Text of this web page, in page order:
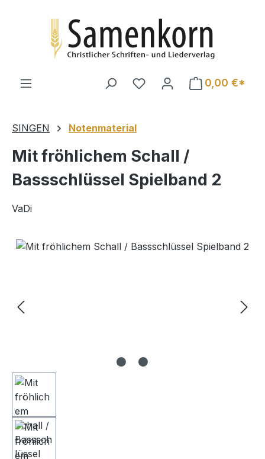
0,00 €*
SINGEN Notenmaterial
Mit fröhlichem Schall /
Bassschlüssel Spielband 2
VaDi
Bildergalerie überspringen